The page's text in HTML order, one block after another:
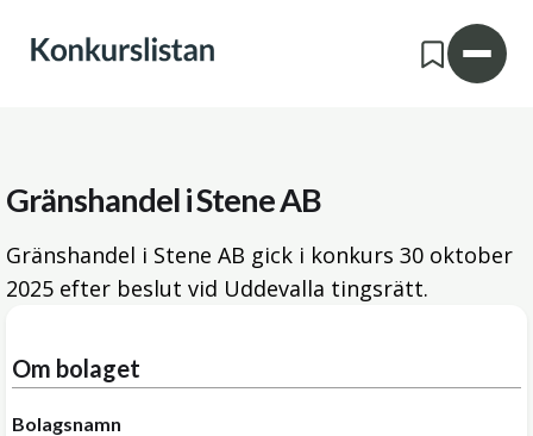
Gränshandel i Stene AB
Gränshandel i Stene AB gick i konkurs 30 oktober
2025 efter beslut vid Uddevalla tingsrätt.
Om bolaget
Bolagsnamn